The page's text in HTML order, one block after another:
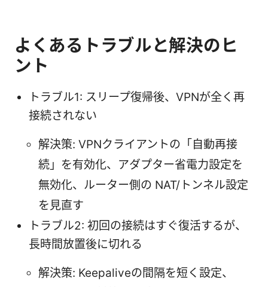
よくあるトラブルと解決のヒ
ント
トラブル1: スリープ復帰後、VPNが全く再
接続されない
解決策: VPNクライアントの「自動再接
続」を有効化、アダプター省電力設定を
無効化、ルーター側の NAT/トンネル設定
を見直す
トラブル2: 初回の接続はすぐ復活するが、
長時間放置後に切れる
解決策: Keepaliveの間隔を短く設定、